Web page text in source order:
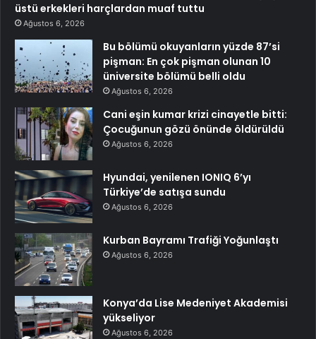
üstü erkekleri harçlardan muaf tuttu
Ağustos 6, 2026
Bu bölümü okuyanların yüzde 87’si
pişman: En çok pişman olunan 10
üniversite bölümü belli oldu
Ağustos 6, 2026
Cani eşin kumar krizi cinayetle bitti:
Çocuğunun gözü önünde öldürüldü
Ağustos 6, 2026
Hyundai, yenilenen IONIQ 6’yı
Türkiye’de satışa sundu
Ağustos 6, 2026
Kurban Bayramı Trafiği Yoğunlaştı
Ağustos 6, 2026
Konya’da Lise Medeniyet Akademisi
yükseliyor
Ağustos 6, 2026